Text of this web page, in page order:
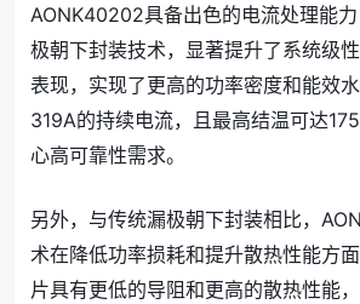
AONK40202具备出色的电流处理能
极朝下封装技术，显著提升了系统级
表现，实现了更高的功率密度和能效
319A的持续电流，且最高结温可达
心高可靠性需求。
另外，与传统漏极朝下封装相比，
术在降低功率损耗和提升散热性能方
片具有更低的导阻和更高的散热性能